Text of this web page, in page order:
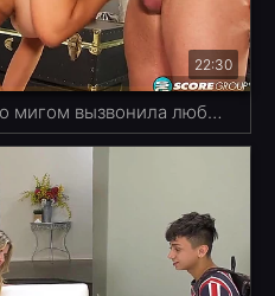
22:30
Милфа так возбудилась, что мигом вызвонила любовника, когда муж съебался